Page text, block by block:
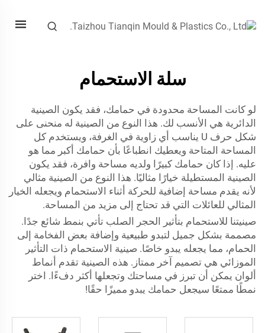
سلة الاستحمام
لو كانت المساحة محدودة في حمامك، فقد يكون الصينية
الدائرية هي الأنسب لك. هذا النوع من الصينية له منحنى على
شكل حرف U يناسب أي زاوية في الغرفة، ويستخدم كل
المساحة المتاحة ويعطيك انطباعًا بأن حمامك أكبر مما هو
عليه. إذا كان حمامك كبيرًا ولديه مساحة وافرة، فقد يكون
الصينية المستطيلة خيارًا مثاليًا. هذا النوع من الصينية مثالي
لأنه يقدم مساحة إضافية للحركة أثناء الاستحمام ويجعله الخيار
المثالي للعائلات التي قد تحتاج إلى مزيد من المساحة.
صينيتنا للاستحمام بتأثير الحجر الصلب تأتي بنمط شائع جدًا.
مصممة بشكل جميل لتبدو طبيعية وإضافة بعض الفخامة إلى
الحمام، مما يجعله يبدو خاصًا. صينية الاستحمام ذات التأثير
الموزائي هي تصميم آخر ممتاز. هذه الصينية تقدم أنماط
ألوان يمكن أن تبرز في مساحتك وتجعلها أكثر دفءًا. اختر
نمطًا ممتعًا سيجعل حمامك يبدو مميزًا حقًا!